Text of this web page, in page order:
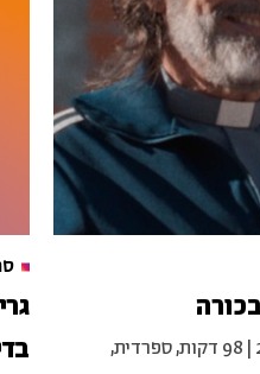
The Stories ספרד/ארגנטינה 2025 | 98 דקות, ספרדית,